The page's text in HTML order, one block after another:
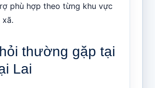
phù hợp theo từng khu vực
xã.
thường gặp tại
Lai